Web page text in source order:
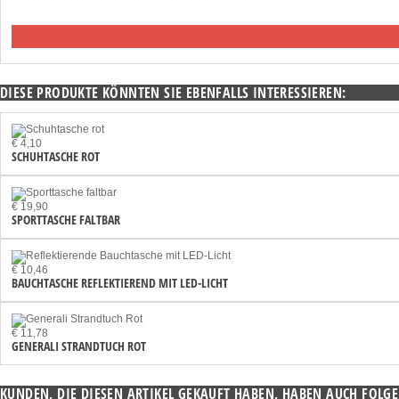
DIESE PRODUKTE KÖNNTEN SIE EBENFALLS INTERESSIEREN:
€ 4,10
SCHUHTASCHE ROT
€ 19,90
SPORTTASCHE FALTBAR
€ 10,46
BAUCHTASCHE REFLEKTIEREND MIT LED-LICHT
€ 11,78
GENERALI STRANDTUCH ROT
KUNDEN, DIE DIESEN ARTIKEL GEKAUFT HABEN, HABEN AUCH